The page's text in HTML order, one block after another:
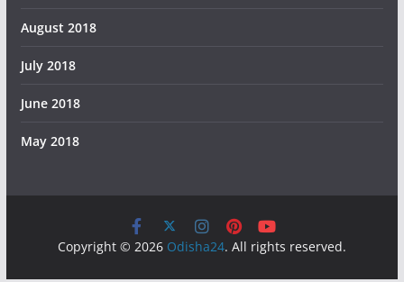
August 2018
July 2018
June 2018
May 2018
Copyright © 2026 Odisha24. All rights reserved.